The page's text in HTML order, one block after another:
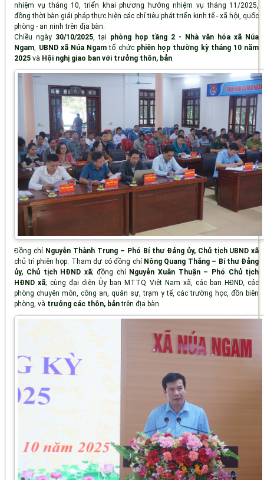
nhiệm vụ tháng 10, triển khai phương hướng nhiệm vụ tháng 11/2025,
đồng thời bàn giải pháp thực hiện các chỉ tiêu phát triển kinh tế - xã hội, quốc
phòng - an ninh trên địa bàn.
Chiều ngày 30/10/2025, tại phòng họp tầng 2 - Nhà văn hóa xã Núa
Ngam, UBND xã Núa Ngam tổ chức phiên họp thường kỳ tháng 10 năm
2025 và Hội nghị giao ban với trưởng thôn, bản.
Đồng chí Nguyễn Thành Trung – Phó Bí thư Đảng ủy, Chủ tịch UBND xã
chủ trì phiên họp. Tham dự có đồng chí Nông Quang Thắng – Bí thư Đảng
ủy, Chủ tịch HĐND xã; đồng chí Nguyễn Xuân Thuận – Phó Chủ tịch
HĐND xã; cùng đại diện Ủy ban MTTQ Việt Nam xã, các ban HĐND, các
phòng chuyên môn, công an, quân sự, trạm y tế, các trường học, đồn biên
phòng, và trưởng các thôn, bảntrên địa bàn.